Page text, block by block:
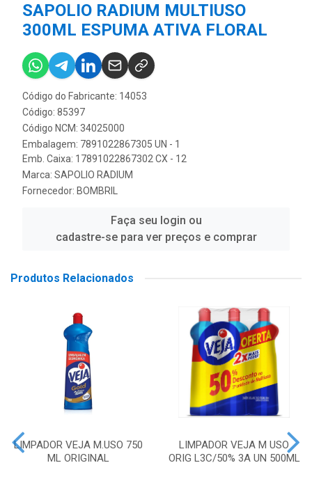
SAPOLIO RADIUM MULTIUSO
300ML ESPUMA ATIVA FLORAL
Código do Fabricante: 14053
Código: 85397
Código NCM: 34025000
Embalagem: 7891022867305 UN - 1
Emb. Caixa: 17891022867302 CX - 12
Marca: SAPOLIO RADIUM
Fornecedor: BOMBRIL
Faça seu login ou
cadastre-se para ver preços e comprar
Produtos Relacionados
LIMPADOR VEJA M.USO 750
ML ORIGINAL
LIMPADOR VEJA M USO
ORIG L3C/50% 3A UN 500ML